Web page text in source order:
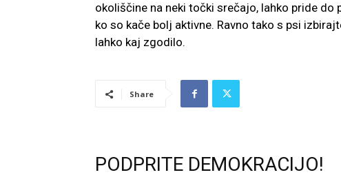
okoliščine na neki točki srečajo, lahko pride
ko so kače bolj aktivne. Ravno tako s psi
lahko kaj zgodilo.
Share
PODPRITE DEMOKRACIJO!